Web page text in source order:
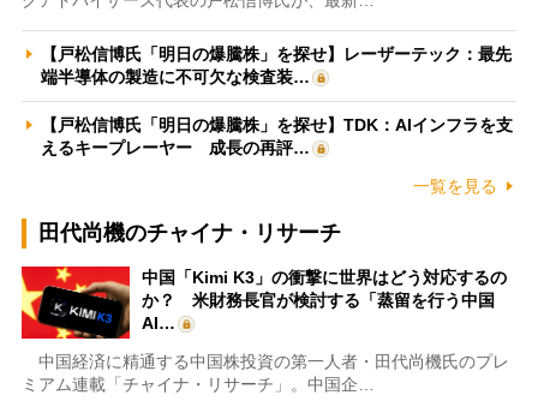
【戸松信博氏「明日の爆騰株」を探せ】レーザーテック：最先
端半導体の製造に不可欠な検査装…
【戸松信博氏「明日の爆騰株」を探せ】TDK：AIインフラを支
えるキープレーヤー 成長の再評…
一覧を見る
田代尚機のチャイナ・リサーチ
中国「Kimi K3」の衝撃に世界はどう対応するの
か？ 米財務長官が検討する「蒸留を行う中国
AI…
中国経済に精通する中国株投資の第一人者・田代尚機氏のプレ
ミアム連載「チャイナ・リサーチ」。中国企…